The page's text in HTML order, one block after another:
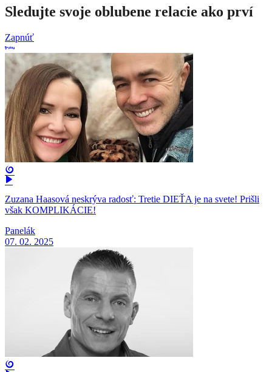
Sledujte svoje oblubene relacie ako prví
Zapnúť
Zuzana Haasová neskrýva radosť: Tretie DIEŤA je na svete! Prišli
však KOMPLIKÁCIE!
Panelák
07. 02. 2025